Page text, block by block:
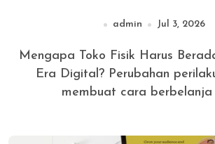
admin Jul 3, 2026
Mengapa Toko Fisik Harus Beradaptasi dengan
Era Digital? Perubahan
membuat cara berbelanja